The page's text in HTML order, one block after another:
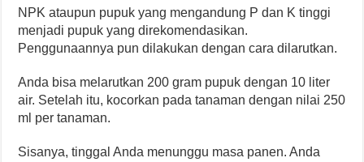
NPK ataupun pupuk yang mengandung P dan K tinggi
menjadi pupuk yang direkomendasikan.
Penggunaannya pun dilakukan dengan cara dilarutkan.
Anda bisa melarutkan 200 gram pupuk dengan 10 liter
air. Setelah itu, kocorkan pada tanaman dengan nilai 250
ml per tanaman.
Sisanya, tinggal Anda menunggu masa panen. Anda